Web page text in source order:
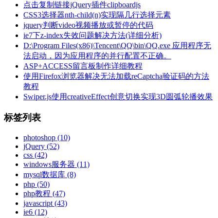
点击复制链接jQuery插件clipboardjs
CSS3选择器nth-child(n)实现隔几行选择元素
jquery判断video视频播放或暂停的代码
ie7下z-index失效问题解决方法(详细分析)
D:\Program Files(x86)\Tencent\QQ\bin\QQ.exe 应用程序无
法启动，因为应用程序的并行配置不正确。
ASP+ACCESS留言板制作详细教程
使用Firefox浏览器解决无法加载reCaptcha验证码的方法
教程
Swiper.js使用creativeEffect创意切换实现3D圆弧轮播效果
标签列表
photoshop (10)
jQuery (52)
css (42)
windows服务器 (11)
mysql数据库 (8)
php (50)
php教程 (47)
javascript (43)
ie6 (12)